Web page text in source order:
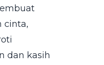
cinta,
dan kasih